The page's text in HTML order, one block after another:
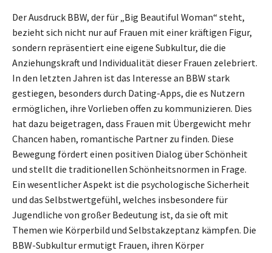
Der Ausdruck BBW, der für „Big Beautiful Woman“ steht,
bezieht sich nicht nur auf Frauen mit einer kräftigen Figur,
sondern repräsentiert eine eigene Subkultur, die die
Anziehungskraft und Individualität dieser Frauen zelebriert.
In den letzten Jahren ist das Interesse an BBW stark
gestiegen, besonders durch Dating-Apps, die es Nutzern
ermöglichen, ihre Vorlieben offen zu kommunizieren. Dies
hat dazu beigetragen, dass Frauen mit Übergewicht mehr
Chancen haben, romantische Partner zu finden. Diese
Bewegung fördert einen positiven Dialog über Schönheit
und stellt die traditionellen Schönheitsnormen in Frage.
Ein wesentlicher Aspekt ist die psychologische Sicherheit
und das Selbstwertgefühl, welches insbesondere für
Jugendliche von großer Bedeutung ist, da sie oft mit
Themen wie Körperbild und Selbstakzeptanz kämpfen. Die
BBW-Subkultur ermutigt Frauen, ihren Körper